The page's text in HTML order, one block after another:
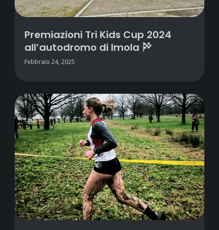
Premiazioni Tri Kids Cup 2024
all’autodromo di Imola
Febbraio 24, 2025